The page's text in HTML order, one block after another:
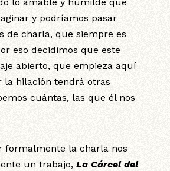
y podríamos pasar
de charla, que siempre es
eso decidimos que este
abierto, que empieza aquí
la hilación tendrá otras
cuántas, las que él nos
formalmente la charla nos
un trabajo,La Cárcel del